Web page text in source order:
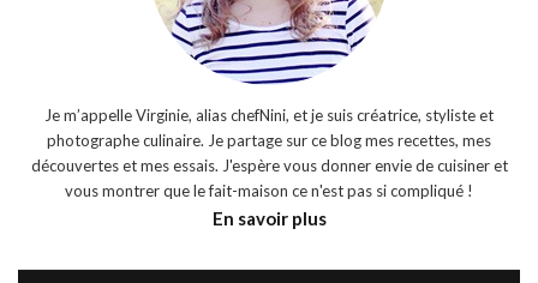
Je m’appelle Virginie, alias chefNini, et je suis créatrice, styliste et
photographe culinaire. Je partage sur ce blog mes recettes, mes
découvertes et mes essais. J'espère vous donner envie de cuisiner et
vous montrer que le fait-maison ce n'est pas si compliqué !
En savoir plus